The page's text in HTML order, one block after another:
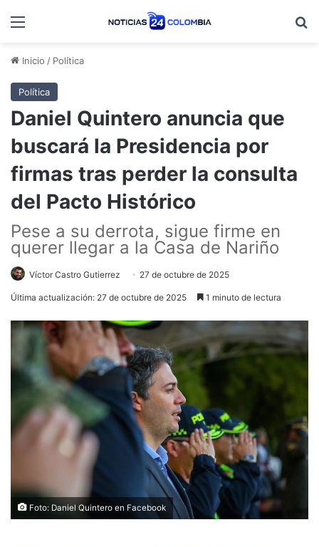
Menú
Inicio / Política
Política
Daniel Quintero anuncia que
buscará la Presidencia por
firmas tras perder la consulta
del Pacto Histórico
Pese a su derrota, sigue firme en
querer llegar a la Casa de Nariño
Víctor Castro Gutierrez 27 de octubre de 2025
Última actualización: 27 de octubre de 2025 1 minuto de lectura
Foto: Daniel Quintero en Facebook